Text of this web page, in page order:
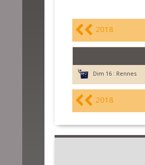
2018
Dim 16 : Rennes
2018